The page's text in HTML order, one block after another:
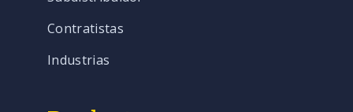
Contratistas
Industrias